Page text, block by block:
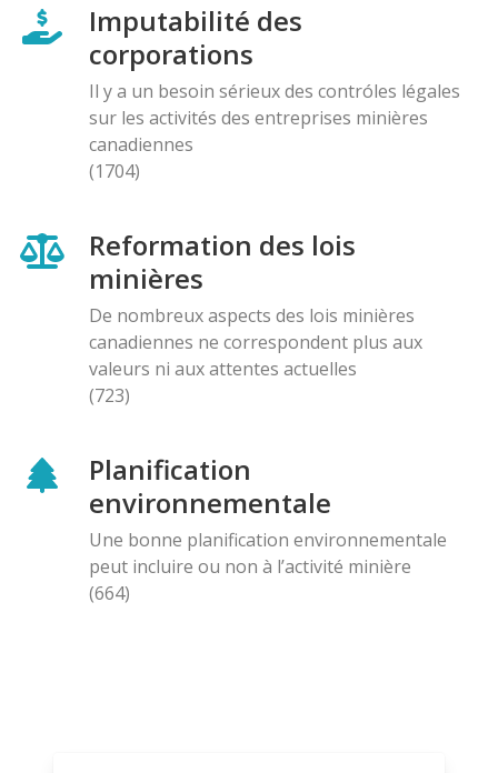
Imputabilité des
corporations
Il y a un besoin sérieux des contróles légales
sur les activités des entreprises minières
canadiennes
(1704)
Reformation des lois
minières
De nombreux aspects des lois minières
canadiennes ne correspondent plus aux
valeurs ni aux attentes actuelles
(723)
Planification
environnementale
Une bonne planification environnementale
peut incluire ou non à l’activité minière
(664)